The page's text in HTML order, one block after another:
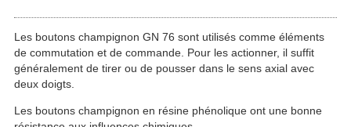
Les boutons champignon GN 76 sont utilisés comme éléments
de commutation et de commande. Pour les actionner, il suffit
généralement de tirer ou de pousser dans le sens axial avec
deux doigts.
Les boutons champignon en résine phénolique ont une bonne